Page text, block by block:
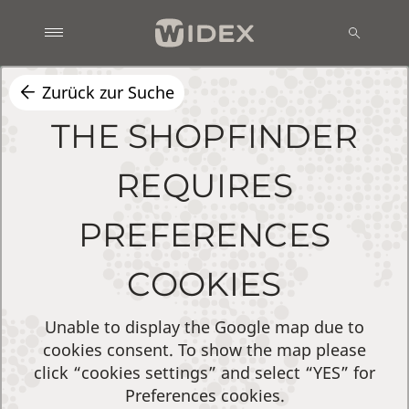
Zurück zur Suche
THE SHOPFINDER
REQUIRES
PREFERENCES
COOKIES
Unable to display the Google map due to
cookies consent. To show the map please
click “cookies settings” and select “YES” for
Preferences cookies.